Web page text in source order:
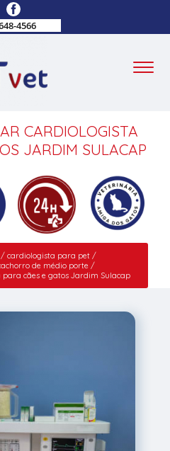
4566
CARDIOLOGISTA
JARDIM SULACAP
cardiologista para pet
de médio porte
cães e gatos Jardim Sulacap